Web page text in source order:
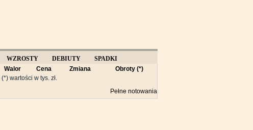
WZROSTY DEBIUTY
SPADKI
OBROTY
Walor Cena Zmiana
Obroty (*)
(*) wartości w tys. zł.
Pełne notowania